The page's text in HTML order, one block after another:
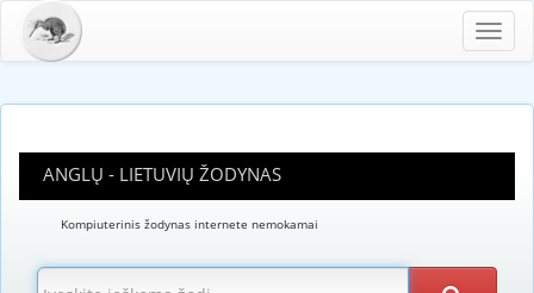
ANGLŲ - LIETUVIŲ ŽODYNAS
Kompiuterinis žodynas internete nemokamai